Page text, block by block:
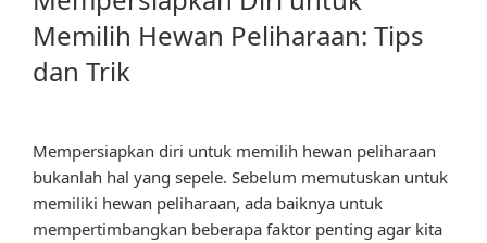
Memilih Hewan Peliharaan: Tips
dan Trik
Mempersiapkan diri untuk memilih hewan peliharaan
bukanlah hal yang sepele. Sebelum memutuskan untuk
memiliki hewan peliharaan, ada baiknya untuk
mempertimbangkan beberapa faktor penting agar kita